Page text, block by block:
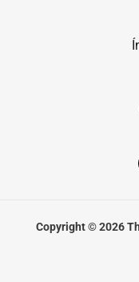
Copyright © 2026